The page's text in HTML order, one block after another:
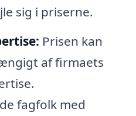
sig i priserne.
Prisen kan
af firmaets
fagfolk med